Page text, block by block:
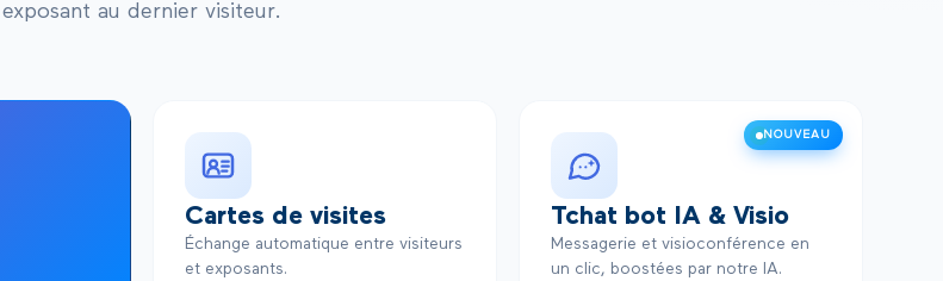
exposant au dernier visiteur.
Cartes de visites
Échange automatique entre visiteurs
et exposants.
NOUVEAU
Tchat bot IA & Visio
Messagerie et visioconférence en
un clic, boostées par notre IA.